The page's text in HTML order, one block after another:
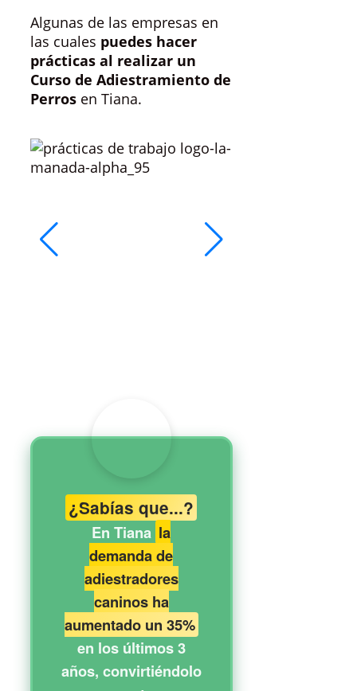
Algunas de las empresas en
las cuales puedes hacer
prácticas al realizar un
Curso de Adiestramiento de
Perros en Tiana.
¿Sabías que...?
En Tiana la
demanda de
adiestradores
caninos ha
aumentado un 35%
en los últimos 3
años, convirtiéndolo